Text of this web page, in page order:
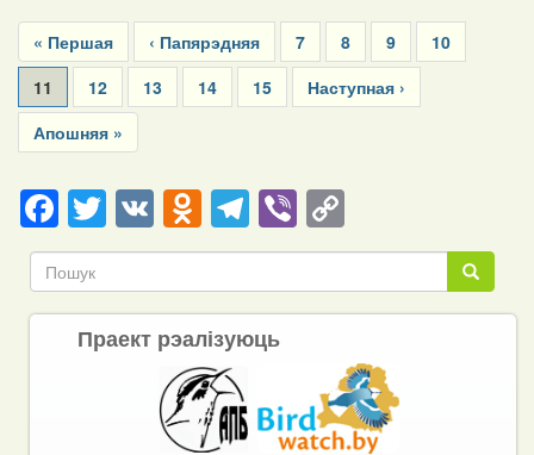
Pagination
First
page
« Першая
Previous
page
‹ Папярэдняя Page
7 Page
8 Page
9 Page
10
Current
page
11 Page
12 Page
13 Page
14 Page
15
Next
page
Наступная ›
Last
page
Апошняя »
Facebook
Twitter
VKOdnoklassniki
Telegram
ViberCopy
Link Пошук
Пошук
Праект рэалізуюць